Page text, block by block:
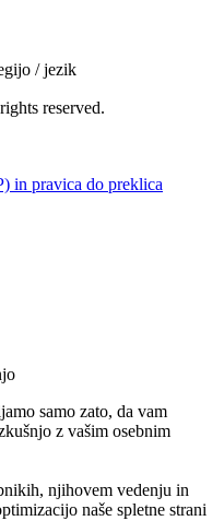
/ jezik
reserved.
in pravica do preklica
samo zato, da vam
z vašim osebnim
njihovem vedenju in
naše spletne strani